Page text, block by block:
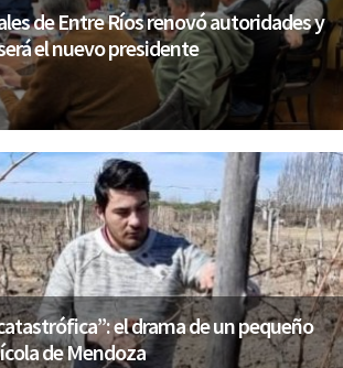
de Entre Ríos renovó autoridades y
el nuevo presidente
el drama de un pequeño
de Mendoza